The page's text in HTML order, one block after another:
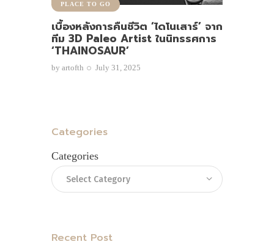
PLACE TO GO
เบื้องหลังการคืนชีวิต ‘ไดโนเสาร์’ จาก
ทีม 3D Paleo Artist ในนิทรรศการ
‘THAINOSAUR’
by artofth July 31, 2025
Categories
Categories
Recent Post